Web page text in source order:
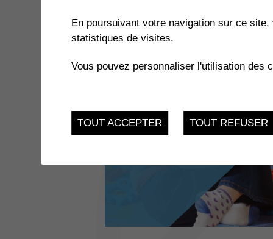
En poursuivant votre navigation sur ce
statistiques de visites.
Vous pouvez personnaliser l'utilisation des
TOUT ACCEPTER TOUT REFUSER